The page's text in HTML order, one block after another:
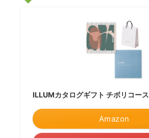
ILLUMカタログギフト チボリコース
Amazon